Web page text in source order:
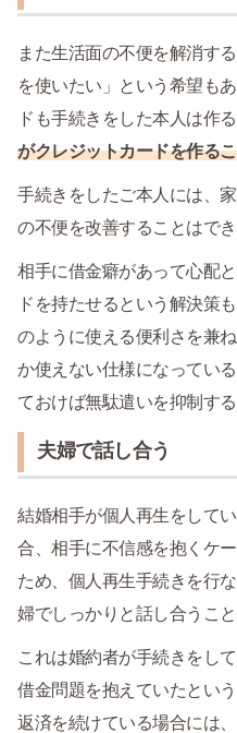
また生活面の不便を解消す
を使いたい」という希望も
ドも手続きをした本人は作
がクレジットカードを作る
手続きをしたご本人には、
の不便を改善することはでき
相手に借金癖があって心配
ドを持たせるという解決策
のように使える便利さを兼
か使えない仕様になってい
ておけば無駄遣いを抑制す
夫婦で話し合う
結婚相手が個人再生をして
合、相手に不信感を抱くケ
ため、個人再生手続きを行
婦でしっかりと話し合うこと
これは婚約者が手続きをし
借金問題を抱えていたとい
返済を続けている場合には